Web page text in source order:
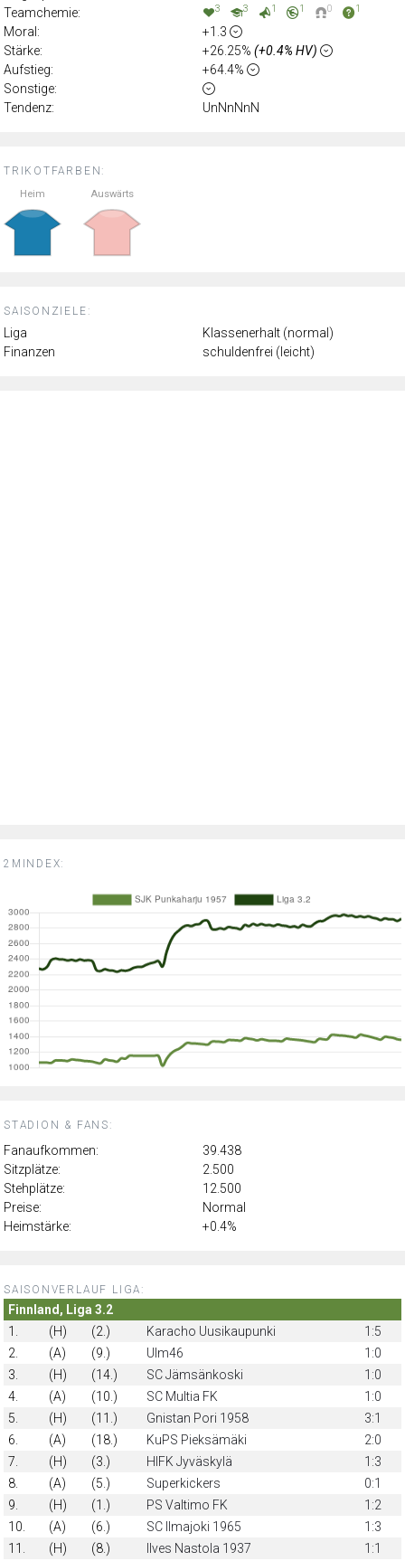
TRIKOTFARBEN:
Heim Auswärts
SAISONZIELE:
Liga
Klassenerhalt (normal)
Finanzen
schuldenfrei (leicht)
2MINDEX:
Teamchemie:
3 3 1 1 0 1
Moral:
+1.3
Stärke:
+26.25% (+0.4% HV)
Aufstieg:
+64.4%
Sonstige:
Tendenz:
UnNnNnN
STADION & FANS:
Fanaufkommen:
39.438
Sitzplätze:
2.500
Stehplätze:
12.500
Preise:
Normal
Heimstärke:
+0.4%
SAISONVERLAUF LIGA:
Finnland, Liga 3.2
1.
(H) (2.) Karacho Uusikaupunki
1:5
2.
(A) (9.) Ulm46
1:0
3.
(H) (14.) SC Jämsänkoski
1:0
4.
(A) (10.) SC Multia FK
1:0
5.
(H) (11.) Gnistan Pori 1958
3:1
6.
(A) (18.) KuPS Pieksämäki
2:0
7.
(H) (3.) HIFK Jyväskylä
1:3
8.
(A) (5.) Superkickers
0:1
9.
(H) (1.) PS Valtimo FK
1:2
10.
(A) (6.) SC Ilmajoki 1965
1:3
11.
(H) (8.) Ilves Nastola 1937
1:1